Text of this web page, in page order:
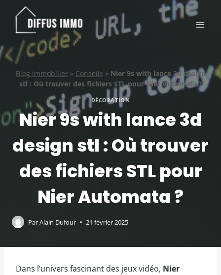
contenu
Blog immobilier» Conseils » Nier 9s with lance 3d design
stl : Où trouver des fichiers STL pour Nier Automata ?
DÉCORATION
Nier 9s with lance 3d
design stl : Où trouver
des fichiers STL pour
Nier Automata ?
ParAlain Dufour 21 février 2025
Dans l’univers fascinant des jeux vidéo, Nier